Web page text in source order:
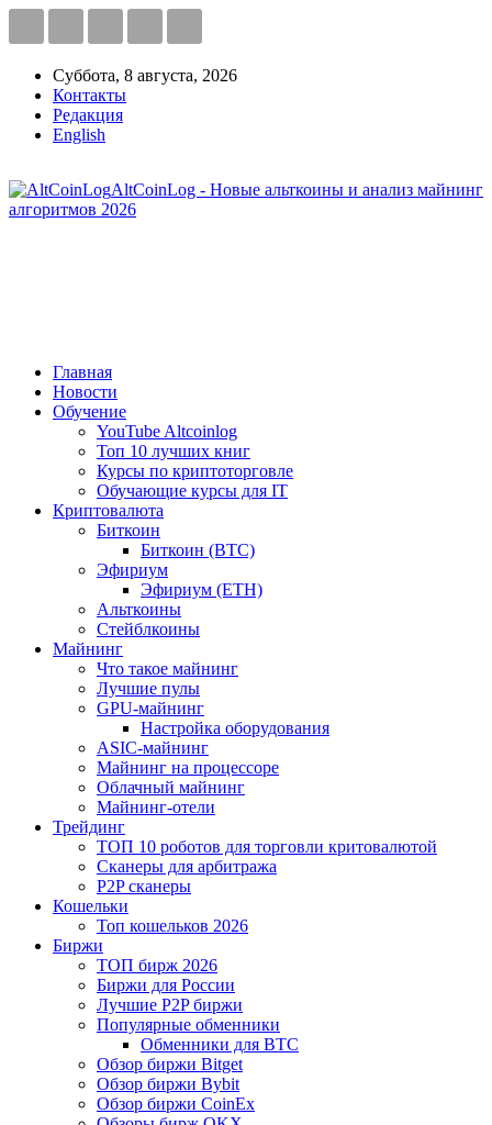
Суббота, 8 августа, 2026
Контакты
Редакция
English
AltCoinLog - Новые альткоины и анализ майнинг
алгоритмов 2026
Главная
Новости
Обучение
YouTube Altcoinlog
Топ 10 лучших книг
Курсы по криптоторговле
Обучающие курсы для IT
Криптовалюта
Биткоин
Биткоин (BTC)
Эфириум
Эфириум (ETH)
Альткоины
Стейблкоины
Майнинг
Что такое майнинг
Лучшие пулы
GPU-майнинг
Настройка оборудования
ASIC-майнинг
Майнинг на процессоре
Облачный майнинг
Майнинг-отели
Трейдинг
ТОП 10 роботов для торговли критовалютой
Сканеры для арбитража
P2P сканеры
Кошельки
Топ кошельков 2026
Биржи
ТОП бирж 2026
Биржи для России
Лучшие P2P биржи
Популярные обменники
Обменники для BTC
Обзор биржи Bitget
Обзор биржи Bybit
Обзор биржи CoinEx